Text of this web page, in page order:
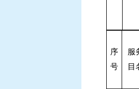
序
号
服
目